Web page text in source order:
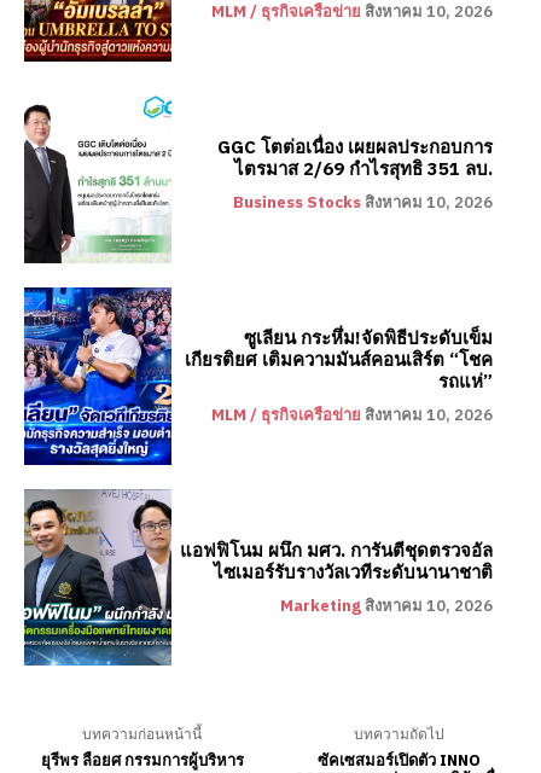
MLM / ธุรกิจเครือข่าย สิงหาคม 10, 2026
GGC โตต่อเนื่อง เผยผลประกอบการ
ไตรมาส 2/69 กำไรสุทธิ 351 ลบ.
Business Stocks สิงหาคม 10, 2026
ซูเลียน กระหึ่ม!จัดพิธีประดับเข็ม
เกียรติยศ เติมความมันส์คอนเสิร์ต “โชค
รถแห่”
MLM / ธุรกิจเครือข่าย สิงหาคม 10, 2026
แอฟฟิโนม ผนึก มศว. การันตีชุดตรวจอัล
ไซเมอร์รับรางวัลเวทีระดับนานาชาติ
Marketing สิงหาคม 10, 2026
บทความก่อนหน้านี้
ยุรีพร ลือยศ กรรมการผู้บริหาร
บทความถัดไป
ซัคเซสมอร์เปิดตัว INNO